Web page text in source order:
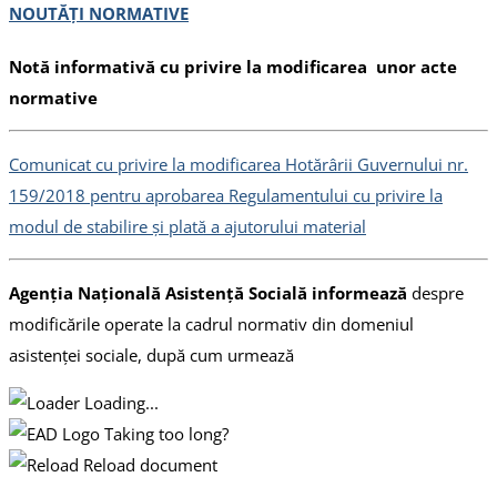
NOUTĂȚI NORMATIVE
Notă informativă cu privire la modificarea unor acte
normative
Comunicat cu privire la modificarea Hotărârii Guvernului nr.
159/2018 pentru aprobarea Regulamentului cu privire la
modul de stabilire și plată a ajutorului material
Agenția Națională Asistență Socială informează despre
modificările operate la cadrul normativ din domeniul
asistenței sociale, după cum urmează
Loading...
Taking too long?
Reload document